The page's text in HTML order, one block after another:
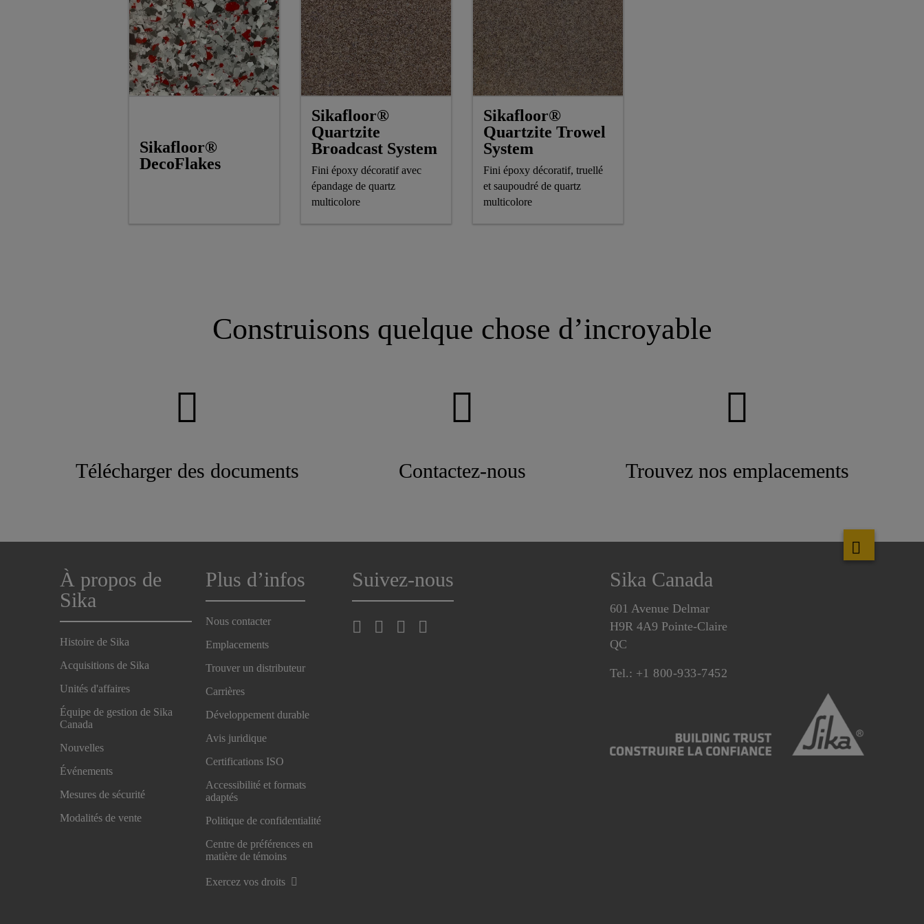
Sikafloor®
DecoFlakes
Sikafloor®
Quartzite
Broadcast System
Fini époxy décoratif avec
épandage de quartz
multicolore
Sikafloor®
Quartzite Trowel
System
Fini époxy décoratif, truellé
et saupoudré de quartz
multicolore
Construisons quelque chose d’incroyable
Télécharger des documents Contactez-nous Trouvez nos emplacements
À propos de
Sika
Histoire de Sika
Acquisitions de Sika
Unités d'affaires
Équipe de gestion de Sika
Canada
Nouvelles
Événements
Mesures de sécurité
Modalités de vente
Plus d’infos
Nous contacter
Emplacements
Trouver un distributeur
Carrières
Développement durable
Avis juridique
Certifications ISO
Accessibilité et formats
adaptés
Politique de confidentialité
Centre de préférences en
matière de témoins
Exercez vos droits
Suivez-nous Sika Canada
601 Avenue Delmar
H9R 4A9 Pointe-Claire
QC
Tel.: +1 800-933-7452